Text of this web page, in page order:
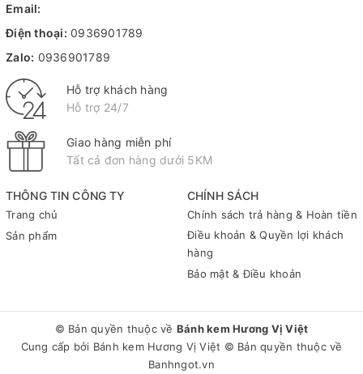
THÔNG TIN CÔNG TY
Trang chủ
Sản phẩm
CHÍNH SÁCH
Chính sách trả hàng & Hoàn tiền
Điều khoản & Quyền lợi khách
hàng
Bảo mật & Điều khoản
Email:
Điện thoại: 0936901789
Zalo: 0936901789
Hỗ trợ khách hàng
Hỗ trợ 24/7
Giao hàng miễn phí
Tất cả đơn hàng dưới 5KM
© Bản quyền thuộc về Bánh kem Hương Vị Việt
Cung cấp bởi Bánh kem Hương Vị Việt © Bản quyền thuộc về
Banhngot.vn